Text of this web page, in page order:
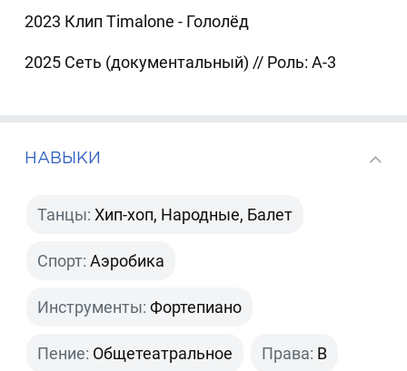
2023 Клип Timalone - Гололёд
2025 Сеть (документальный) // Роль: А-3
НАВЫКИ
Танцы: Хип-хоп, Народные, Балет
Спорт: Аэробика
Инструменты: Фортепиано
Пение: Общетеатральное Права: B